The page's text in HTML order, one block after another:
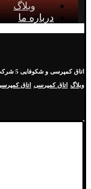
وبلاگ
درباره ما
اتاق کمپرسی و شکوفایی 5 شرکت برتر دنیا در زمینه تولید$
وبلاگ اتاق کمپرسی اتاق کمپرسی و شکوفایی 5